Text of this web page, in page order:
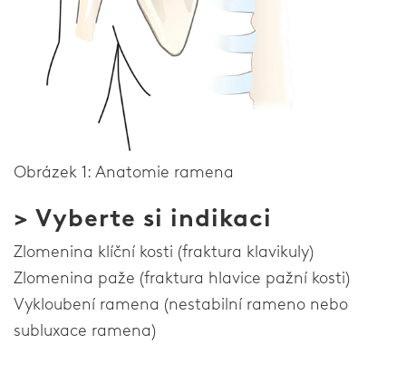
O naší společnosti
Výzkum a vývoj
Zprávy a média
Všeobecné
Kontakt
Časté dotazy
Ke stažení
Právní upozornění
Obrázek 1: Anatomie ramena
> Vyberte si indikaci
Zlomenina klíční kosti (fraktura klavikuly)
Zlomenina paže (fraktura hlavice pažní kosti)
Vykloubení ramena (nestabilní rameno nebo
subluxace ramena)